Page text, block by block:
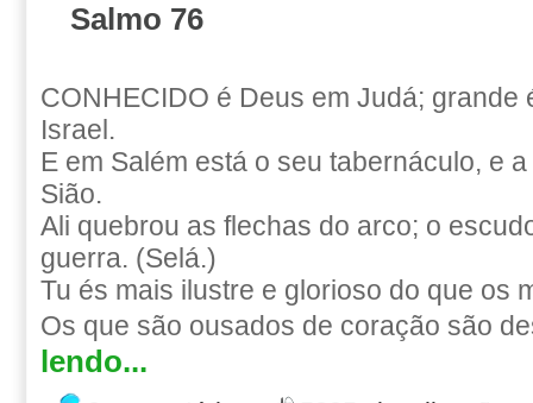
Salmo 76
CONHECIDO é Deus em Judá; grande
Israel.
E em Salém está o seu tabernáculo, e
Sião.
Ali quebrou as flechas do arco; o
guerra. (Selá.)
Tu és mais ilustre e glorioso do que os
Os que são ousados de coração são
lendo...